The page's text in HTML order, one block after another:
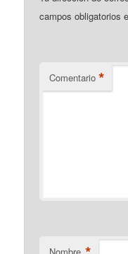
campos obligatorios
Comentario *